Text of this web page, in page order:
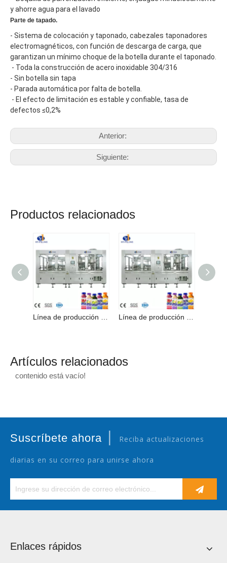
y ahorre agua para el lavado
Parte de tapado.
- Sistema de colocación y taponado, cabezales taponadores
electromagnéticos, con función de descarga de carga, que
garantizan un mínimo choque de la botella durante el taponado.
- Toda la construcción de acero inoxidable 304/316
- Sin botella sin tapa
- Parada automática por falta de botella.
defectos ≤0,2%
Anterior:
Siguiente:
Productos relacionados
Artículos relacionados
contenido está vacío!
Suscríbete ahora | Reciba actualizaciones
diarias en su correo para unirse ahora
Enlaces rápidos